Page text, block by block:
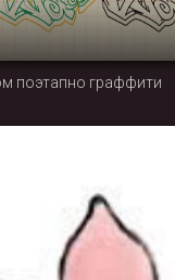
поэтапно граффити